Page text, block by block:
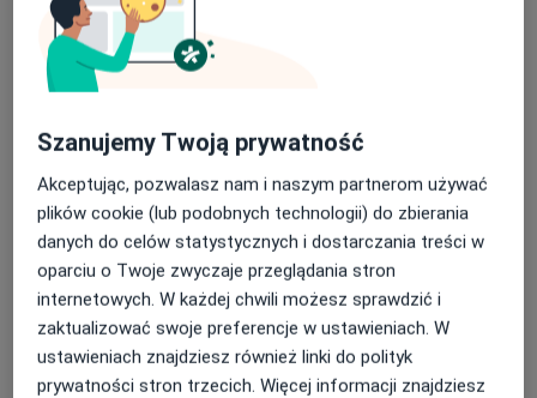
Aparaty ruchome
Leczenie próchnicy
Stomatologia estetyczna
Chirurgia stomatologiczna
Protezy
+ 59 usług
Szanujemy Twoją prywatność
Akceptując, pozwalasz nam i naszym partnerom używać
plików cookie (lub podobnych technologii) do zbierania
danych do celów statystycznych i dostarczania treści w
oparciu o Twoje zwyczaje przeglądania stron
internetowych. W każdej chwili możesz sprawdzić i
zaktualizować swoje preferencje w ustawieniach. W
ustawieniach znajdziesz również linki do polityk
prywatności stron trzecich. Więcej informacji znajdziesz